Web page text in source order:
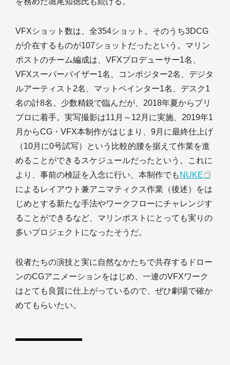
VFXショット数は、全354ショット。そのうち3DCG
が介在するものが107ショットだったという。マリン
ポストのチーム編成は、VFXプロデューサー1名、
VFXスーパーバイザー1名、コンポジター2名、デジタ
ルアーティスト2名、マットペインター1名、デスク1
名の計8名。少数精鋭で臨んだが、2018年夏からプリ
プロに着手。実写撮影は11月～12月に実施、2019年1
月からCG・VFX本制作がはじまり、9月に最終仕上げ
（10月に0号試写）という比較的腰を据えて作業を進
めることができるスケジュールだったという。これに
より、事前の検証を入念に行い、本制作でも NUKE
によるレイアウト兼アニマティクス作業（後述）をは
じめとする新たな手法やワークフローにチャレンジす
ることができるなど、マリンポストにとっても実りの
多いプロジェクトになったそうだ。
役者たちの演技と実に自然なかたちで共存するドロー
ンのCGアニメーションをはじめ、一連のVFXワーク
はとても良質に仕上がっているので、ぜひ劇場で確か
めてもらいたい。